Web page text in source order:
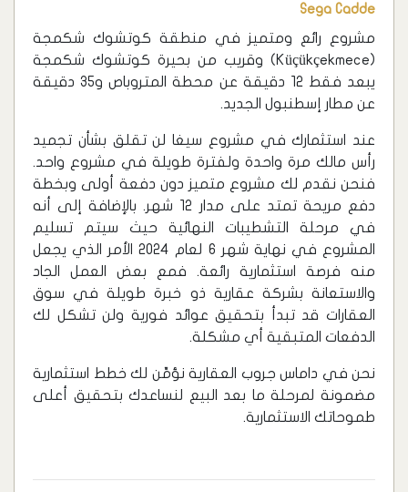
Sega Cadde
مشروع رائع ومتميز في منطقة كوتشوك شكمجة
(Küçükçekmece) وقريب من بحيرة كوتشوك شكمجة
يبعد فقط 12 دقيقة عن محطة المتروباص و35 دقيقة
عن مطار إسطنبول الجديد.
عند استثمارك في مشروع سيغا لن تقلق بشأن تجميد
رأس مالك مرة واحدة ولفترة طويلة في مشروع واحد.
فنحن نقدم لك مشروع متميز دون دفعة أولى وبخطة
دفع مريحة تمتد على مدار 12 شهر. بالإضافة إلى أنه
في مرحلة التشطيبات النهائية حيث سيتم تسليم
المشروع في نهاية شهر 6 لعام 2024 الأمر الذي يجعل
منه فرصة استثمارية رائعة. فمع بعض العمل الجاد
والاستعانة بشركة عقارية ذو خبرة طويلة في سوق
العقارات قد تبدأ بتحقيق عوائد فورية ولن تشكل لك
الدفعات المتبقية أي مشكلة.
نحن في داماس جروب العقارية نؤمِّن لك خطط استثمارية
مضمونة لمرحلة ما بعد البيع لنساعدك بتحقيق أعلى
طموحاتك الاستثمارية.